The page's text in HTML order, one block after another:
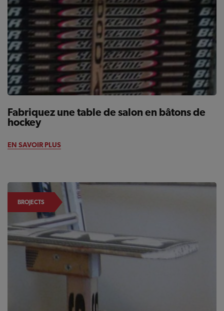
Fabriquez une table de salon en bâtons de
hockey
EN SAVOIR PLUS
BROJECTS